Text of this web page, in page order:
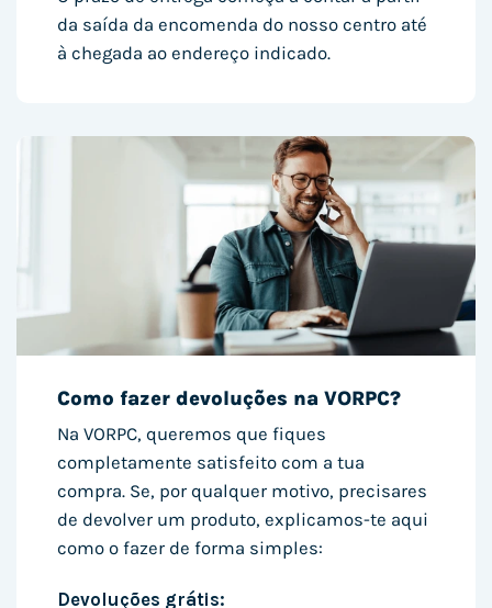
da saída da encomenda do nosso centro até
à chegada ao endereço indicado.
Como fazer devoluções na VORPC?
Na VORPC, queremos que fiques
completamente satisfeito com a tua
compra. Se, por qualquer motivo, precisares
de devolver um produto, explicamos-te aqui
como o fazer de forma simples:
Devoluções grátis: